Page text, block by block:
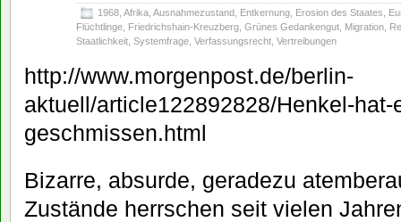
1968 Afrika Ausnahmezustand Entkernung Erosion des Staates
Flüchtlinge Friedrichshain-Kreuzberg Grünes Gedankengut Migration
Staatlichkeit Systemfrage Verfassungsrecht Vertreibungen
http://www.morgenpost.de/berlin-
aktuell/article122892828/Henkel-
geschmissen.html
Bizarre, absurde, geradezu
Zustände herrschen seit vielen